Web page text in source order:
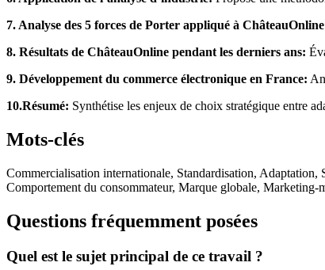
7. Analyse des 5 forces de Porter appliqué à
8. Résultats de ChâteauOnline pendant les derniers ans:
9. Développement du commerce électronique en France:
10.Résumé: Synthétise les enjeux de choix stratégique entre
Mots-clés
Commercialisation internationale, Standardisation,
Comportement du consommateur, Marque globale, Marketing-
Questions fréquemment posées
Quel est le sujet principal de ce travail ?